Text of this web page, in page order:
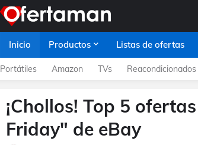
Inicio Productos Listas de ofertas
Portátiles Amazon TVs Reacondicionados
¡Chollos! Top 5
Friday" de eBay